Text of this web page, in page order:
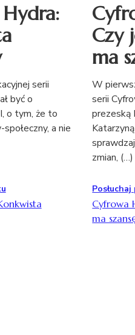
serii
być o
o tym, że to
a nie
Czy
ma
W
serii
prezeską
zmian, (…)
Cyfrowa
ma